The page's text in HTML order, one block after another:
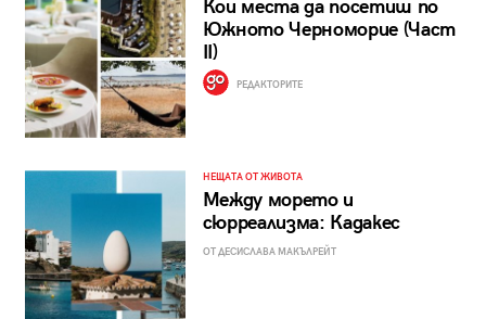
Кои места да посетиш по
Южното Черноморие (Част
II)
РЕДАКТОРИТЕ
НЕЩАТА ОТ ЖИВОТА
Между морето и
сюрреализма: Кадакес
ОТ ДЕСИСЛАВА МАКЪЛРЕЙТ